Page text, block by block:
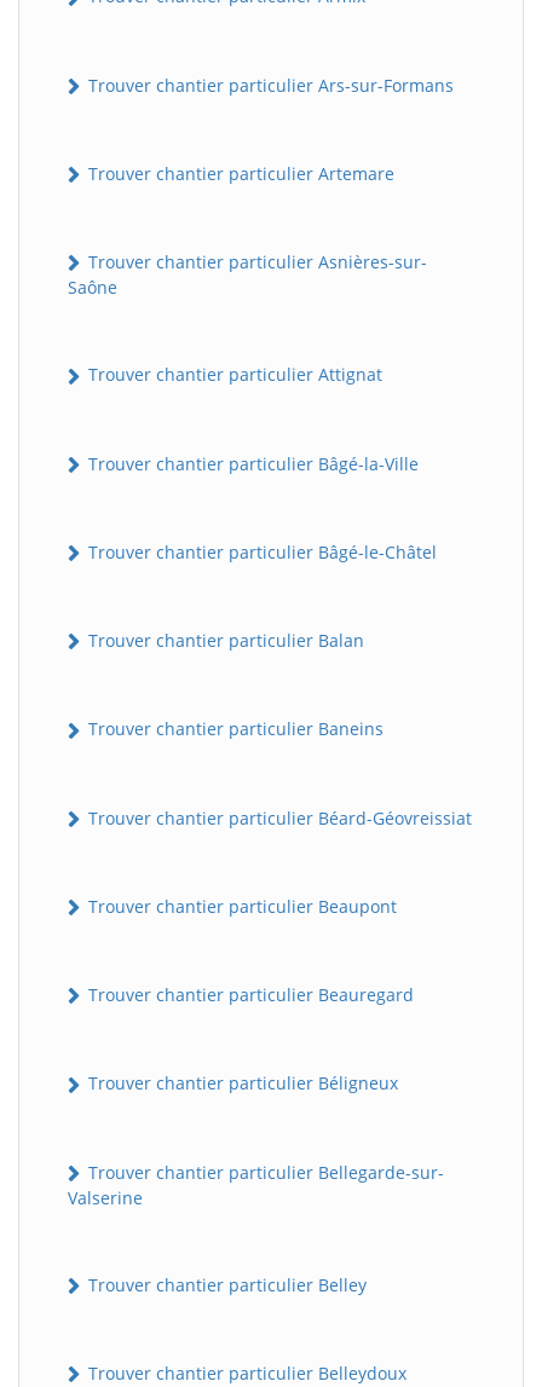
Trouver chantier particulier Ars-sur-Formans
Trouver chantier particulier Artemare
Trouver chantier particulier Asnières-sur-
Saône
Trouver chantier particulier Attignat
Trouver chantier particulier Bâgé-la-Ville
Trouver chantier particulier Bâgé-le-Châtel
Trouver chantier particulier Balan
Trouver chantier particulier Baneins
Trouver chantier particulier Béard-Géovreissiat
Trouver chantier particulier Beaupont
Trouver chantier particulier Beauregard
Trouver chantier particulier Béligneux
Trouver chantier particulier Bellegarde-sur-
Valserine
Trouver chantier particulier Belley
Trouver chantier particulier Belleydoux